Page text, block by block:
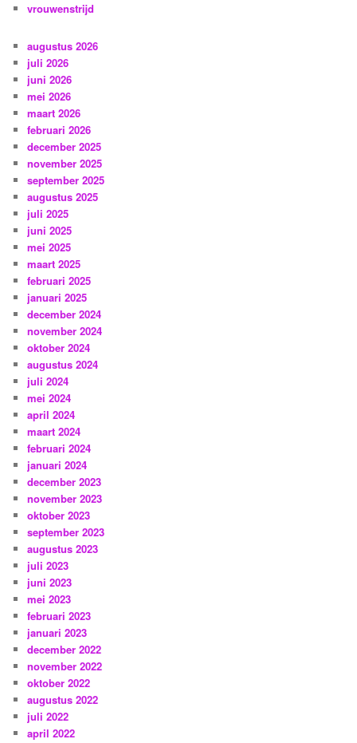
vrouwenstrijd
augustus 2026
juli 2026
juni 2026
mei 2026
maart 2026
februari 2026
december 2025
november 2025
september 2025
augustus 2025
juli 2025
juni 2025
mei 2025
maart 2025
februari 2025
januari 2025
december 2024
november 2024
oktober 2024
augustus 2024
juli 2024
mei 2024
april 2024
maart 2024
februari 2024
januari 2024
december 2023
november 2023
oktober 2023
september 2023
augustus 2023
juli 2023
juni 2023
mei 2023
februari 2023
januari 2023
december 2022
november 2022
oktober 2022
augustus 2022
juli 2022
april 2022